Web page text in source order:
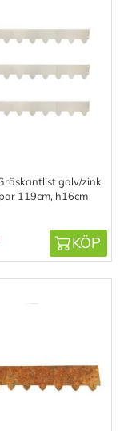
galv/zink
119cm, h16cm
KÖP